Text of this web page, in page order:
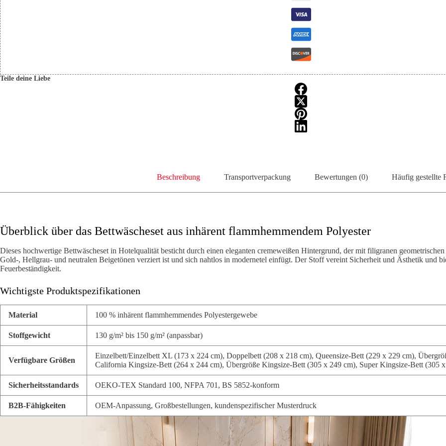
Teile deine Liebe
Beschreibung Transportverpackung Bewertungen (0) Häufig gestellte
Überblick über das Bettwäscheset aus inhärent flammhemmendem Polyester
Dieses hochwertige Bettwäscheset in Hotelqualität besticht durch einen eleganten cremeweißen Hintergrund, der mit filigranen
Gold-, Hellgrau- und neutralen Beigetönen verziert ist und sich nahtlos in modernetel einfügt. Der Stoff vereint Sicherheit und Ästhetik und
Feuerbeständigkeit.
Wichtigste Produktspezifikationen
Material 100 % inhärent flammhemmendes Polyestergewebe
Stoffgewicht 130 g/m² bis 150 g/m² (anpassbar)
Verfügbare Größen
Einzelbett/Einzelbett XL (173 x 224 cm), Doppelbett (208 x 218 cm), Queensize-Bett (229 x 229 cm),
California Kingsize-Bett (264 x 244 cm), Übergröße Kingsize-Bett (305 x 249 cm), Super Kingsize-Bett (305
Sicherheitsstandards OEKO-TEX Standard 100, NFPA 701, BS 5852-konform
B2B-Fähigkeiten OEM-Anpassung, Großbestellungen, kundenspezifischer Musterdruck